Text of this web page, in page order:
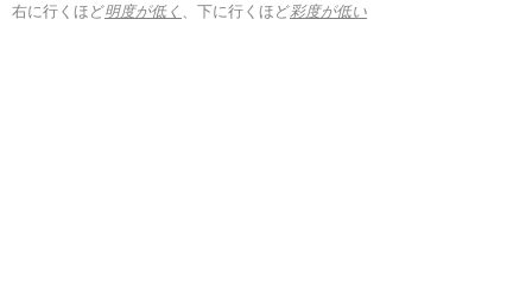
右に行くほど明度が低く 、下に行くほど彩度が低い